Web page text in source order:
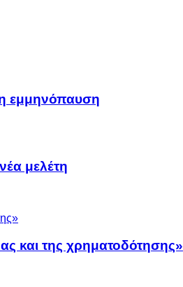
εμμηνόπαυση
μελέτη
και της χρηματοδότησης»